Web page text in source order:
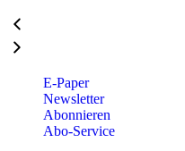
E-Paper
Newsletter
Abonnieren
Abo-Service